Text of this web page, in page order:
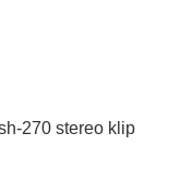
270 stereo klip